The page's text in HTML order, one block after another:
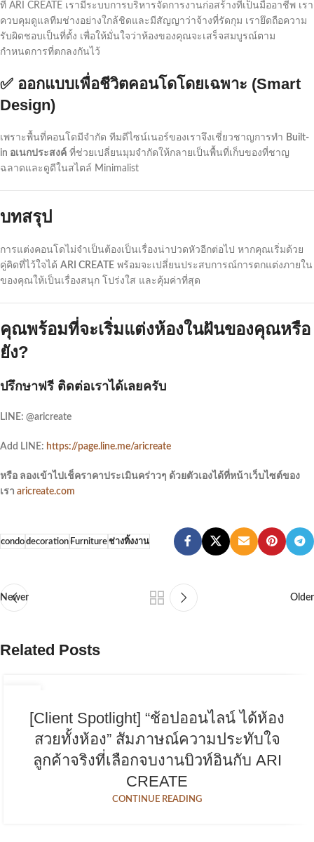
ที่ ARI CREATE เรามีระบบการบริหารจัดการงานก่อสร้างที่เป็นมืออาชีพ เรา
ควบคุมดูแลทีมช่างอย่างใกล้ชิดและมีสัญญาว่าจ้างที่รัดกุม เรายึดถือความ
รับผิดชอบเป็นที่ตั้ง เพื่อให้มั่นใจว่าห้องของคุณจะเสร็จสมบูรณ์ตาม
กำหนดการที่ตกลงกันไว้
✅ ออกแบบเพื่อชีวิตคอนโดโดยเฉพาะ (Smart
Design)
เพราะพื้นที่คอนโดมีจำกัด ทีมดีไซน์เนอร์ของเราจึงเชี่ยวชาญการทำ Built-
in อเนกประสงค์ ที่ช่วยเปลี่ยนมุมจำกัดให้กลายเป็นพื้นที่เก็บของที่ชาญ
ฉลาดและดูดีในสไตล์ Minimalist
บทสรุป
การแต่งคอนโดไม่จำเป็นต้องเป็นเรื่องน่าปวดหัวอีกต่อไป หากคุณเริ่มด้วย
คู่คิดที่ไว้ใจได้ ARI CREATE พร้อมจะเปลี่ยนประสบการณ์การตกแต่งภายใน
ของคุณให้เป็นเรื่องสนุก โปร่งใส และคุ้มค่าที่สุด
คุณพร้อมที่จะเริ่มแต่งห้องในฝันของคุณหรือ
ยัง?
ปรึกษาฟรี ติดต่อเราได้เลยครับ
LINE: @aricreate
Add LINE: https://page.line.me/aricreate
หรือ ลองเข้าไปเช็คราคาประเมินคร่าวๆ ด้วยตัวเองได้ที่หน้าเว็บไซต์ของ
เรา aricreate.com
condodecorationFurnitureช่างทิ้งงาน
Newer Older
Related Posts
[Client Spotlight] “ช้อปออนไลน์ ได้ห้อง
สวยทั้งห้อง” สัมภาษณ์ความประทับใจ
ลูกค้าจริงที่เลือกจบงานบิวท์อินกับ ARI
CREATE
CONTINUE READING